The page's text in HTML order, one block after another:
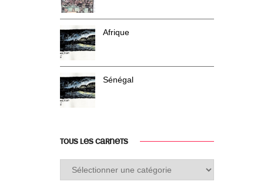
Afrique
Sénégal
TOUS LES CARNETS
Tous
les